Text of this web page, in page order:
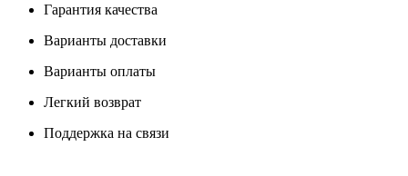
Гарантия качества
Варианты доставки
Варианты оплаты
Легкий возврат
Поддержка на связи